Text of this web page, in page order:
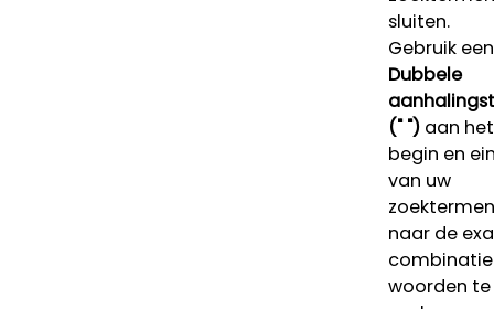
sluiten.
Gebruik een
Dubbele
(" ")aan het
begin en
van uw
naar de
woorden te